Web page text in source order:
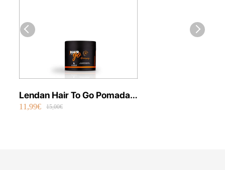
Lendan Hair To Go Pomada
Boomerang 100 ml
11,99€ 15,00€